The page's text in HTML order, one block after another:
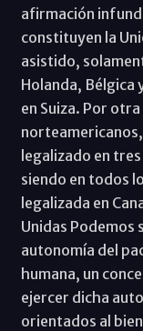
afirmación
constituyen la
asistido,
Holanda, Bélgica
en Suiza. Por
legalizado en
siendo en todos
legalizada en
Unidas Podemos
autonomía del
humana, un
ejercer dicha
orientados al